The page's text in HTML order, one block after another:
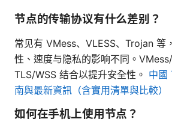
节点的传输协议有什么差别？
常见有 VMess、VLESS、Trojan 等
性、速度与隐私的影响不同。
TLS/WSS 结合以提升安全性。 中國
南與最新資訊（含實用清單與比較）
如何在手机上使用节点？